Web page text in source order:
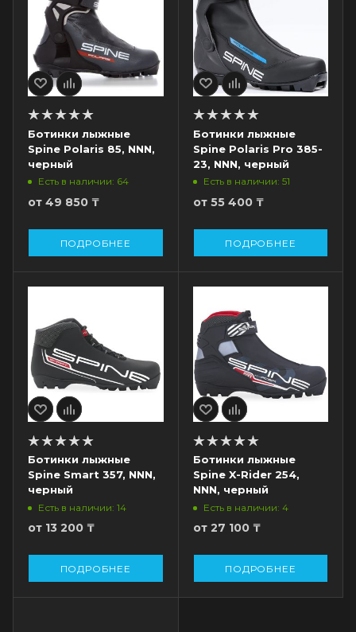
Ботинки лыжные
Spine Polaris 85, NNN,
черный
Есть в наличии: 64
от 49 850 ₸
ПОДРОБНЕЕ
Ботинки лыжные
Spine Polaris Pro 385-
23, NNN, черный
Есть в наличии: 51
от 55 400 ₸
ПОДРОБНЕЕ
Ботинки лыжные
Spine Smart 357, NNN,
черный
Есть в наличии: 14
от 13 200 ₸
ПОДРОБНЕЕ
Ботинки лыжные
Spine X-Rider 254,
NNN, черный
Есть в наличии: 4
от 27 100 ₸
ПОДРОБНЕЕ